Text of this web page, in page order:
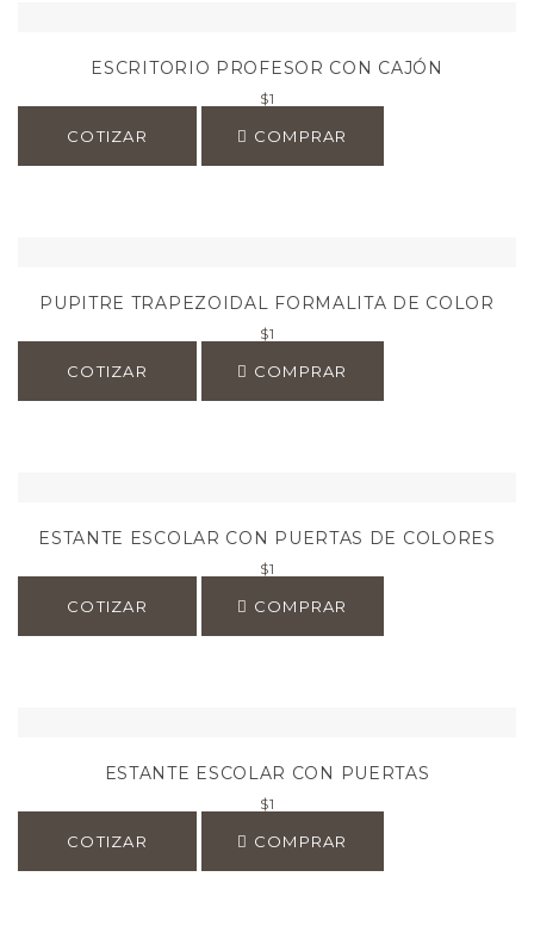
ESCRITORIO PROFESOR CON CAJÓN
$1
COTIZAR COMPRAR
PUPITRE TRAPEZOIDAL FORMALITA DE COLOR
$1
COTIZAR COMPRAR
ESTANTE ESCOLAR CON PUERTAS DE COLORES
$1
COTIZAR COMPRAR
ESTANTE ESCOLAR CON PUERTAS
$1
COTIZAR COMPRAR